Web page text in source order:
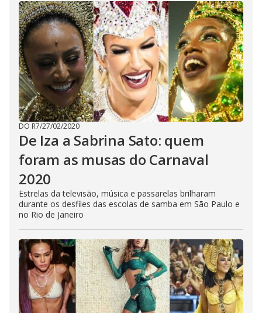
DO R7/27/02/2020
De Iza a Sabrina Sato: quem
foram as musas do Carnaval
2020
Estrelas da televisão, música e passarelas brilharam
durante os desfiles das escolas de samba em São Paulo e
no Rio de Janeiro